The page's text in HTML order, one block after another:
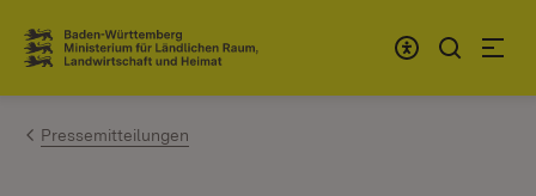
Zum Inhalt springen
Link zur Startseite
Pressemitteilungen